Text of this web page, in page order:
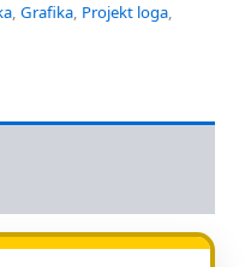
, Grafika, Projekt loga,